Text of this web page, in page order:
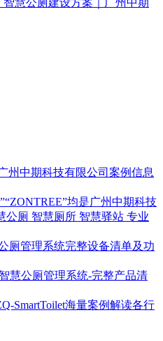
州中期科技有限公司案例信息
均是广州中期科技
公厕 智慧厕所 智慧驿站 专业
厕管理系统完整设备清单及功
慧公厕管理系统-完整产品清
SmartToilet海量案例解读各行